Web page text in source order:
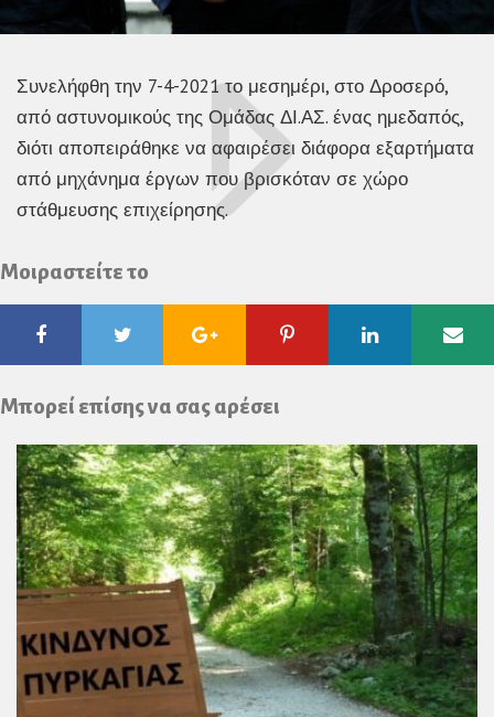
Συνελήφθη την 7-4-2021 το μεσημέρι, στο Δροσερό,
από αστυνομικούς της Ομάδας ΔΙ.ΑΣ. ένας ημεδαπός,
διότι αποπειράθηκε να αφαιρέσει διάφορα εξαρτήματα
από μηχάνημα έργων που βρισκόταν σε χώρο
στάθμευσης επιχείρησης.
Μοιραστείτε το
FacebookTwitter Google
Plus
Pinterest Linkedin
Μπορεί επίσης να σας αρέσει